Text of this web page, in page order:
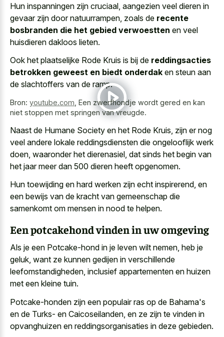
Hun inspanningen zijn cruciaal, aangezien veel dieren in
gevaar zijn door natuurrampen, zoals de recente
bosbranden die het gebied verwoestten en veel
huisdieren dakloos lieten.
Ook het plaatselijke Rode Kruis is bij de reddingsacties
betrokken geweest en biedt onderdak en steun aan
de slachtoffers van de ramp.
Bron: youtube.com Een zwerfhondje wordt gered en kan
niet stoppen met springen van vreugde.
Naast de Humane Society en het Rode Kruis, zijn er nog
veel andere lokale reddingsdiensten die ongelooflijk werk
doen, waaronder het dierenasiel, dat sinds het begin van
het jaar meer dan 500 dieren heeft opgenomen.
Hun toewijding en hard werken zijn echt inspirerend, en
een bewijs van de kracht van gemeenschap die
samenkomt om mensen in nood te helpen.
Een potcakehond vinden in uw omgeving
Als je een Potcake-hond in je leven wilt nemen, heb je
geluk, want ze kunnen gedijen in verschillende
leefomstandigheden, inclusief appartementen en huizen
met een kleine tuin.
Potcake-honden zijn een populair ras op de Bahama's
en de Turks- en Caicoseilanden, en ze zijn te vinden in
opvanghuizen en reddingsorganisaties in deze gebieden.